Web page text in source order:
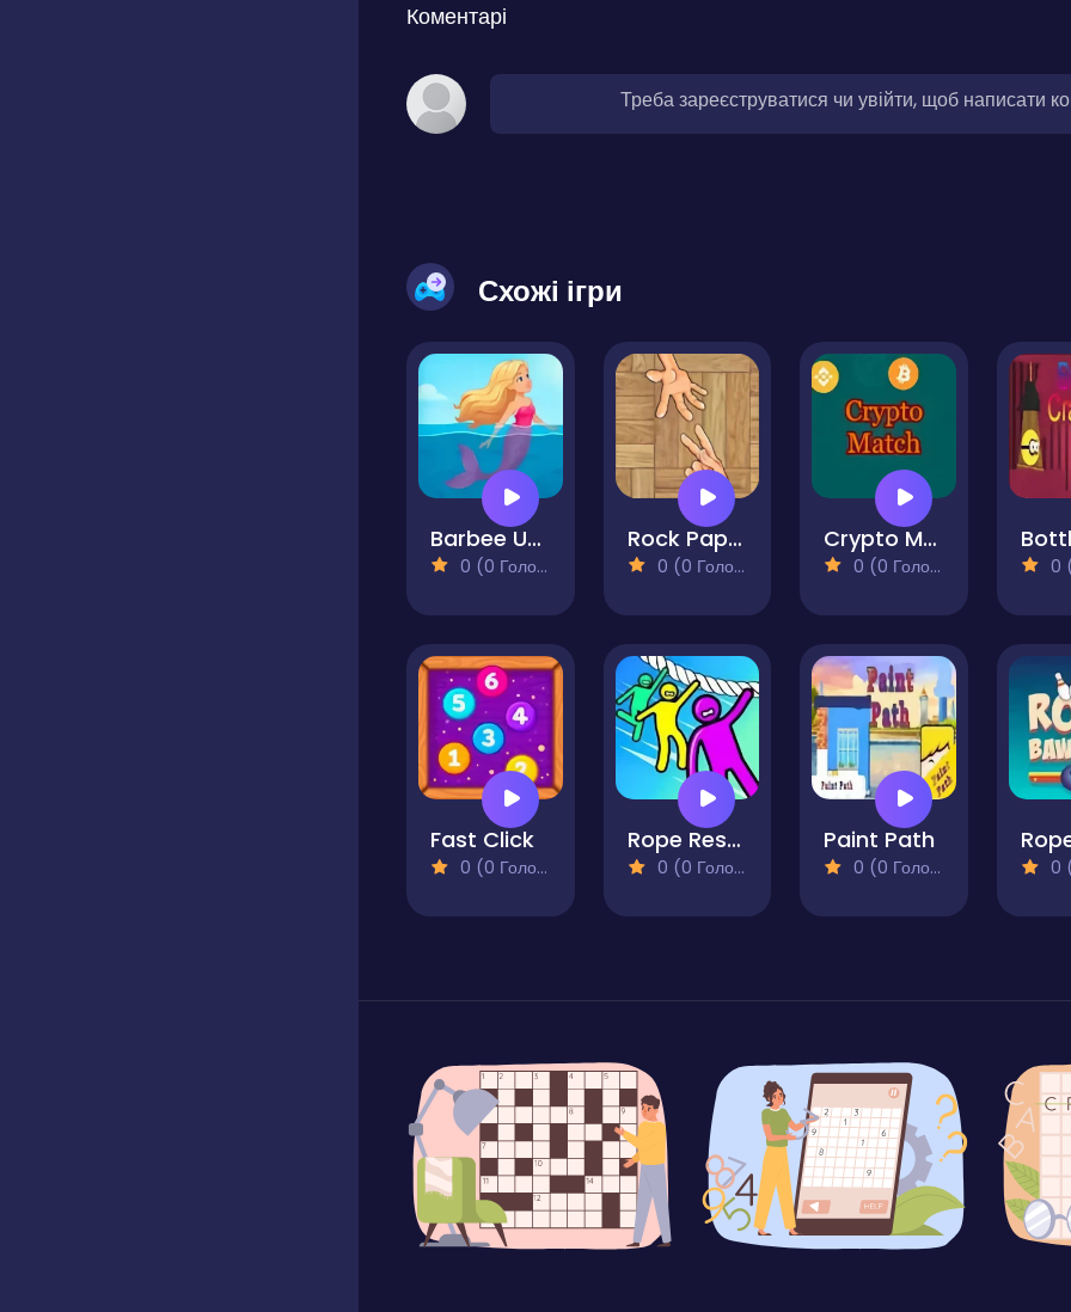
Коментарі
Треба зареєструватися чи увійти, щоб написати
Схожі ігри
Barbee Underwater Dash
0 (0 Голосів)
Rock Paper Scissor
0 (0 Голосів)
Crypto Match
0 (0 Голосів) 0
Fast Click
0 (0 Голосів)
Rope Rescue
0 (0 Голосів)
Paint Path
0 (0 Голосів) 0